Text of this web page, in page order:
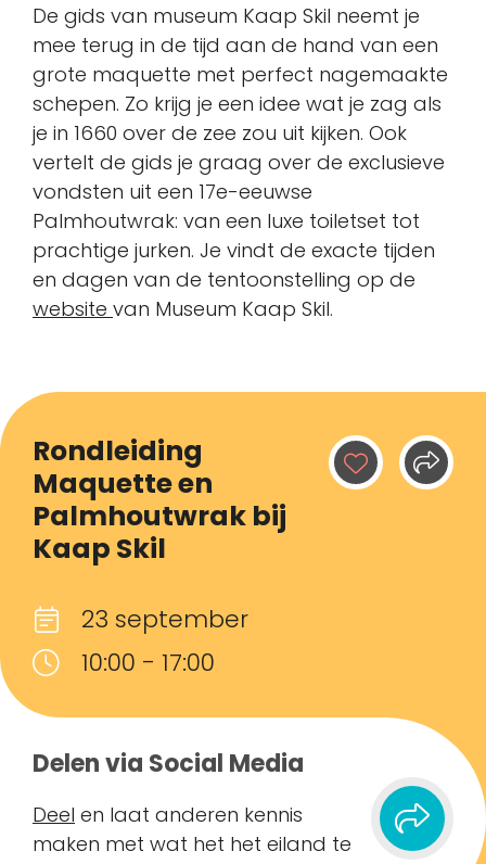
Rondleiding
Maquette en
Palmhoutwrak bij
Kaap Skil
23 september
10:00 - 17:00
Delen via Social Media
Deel en laat anderen kennis
maken met wat het het eiland te
De gids van museum Kaap Skil neemt je
mee terug in de tijd aan de hand van een
grote maquette met perfect nagemaakte
schepen. Zo krijg je een idee wat je zag als
je in 1660 over de zee zou uit kijken. Ook
vertelt de gids je graag over de exclusieve
vondsten uit een 17e-eeuwse
Palmhoutwrak: van een luxe toiletset tot
prachtige jurken. Je vindt de exacte tijden
en dagen van de tentoonstelling op de
website van Museum Kaap Skil.